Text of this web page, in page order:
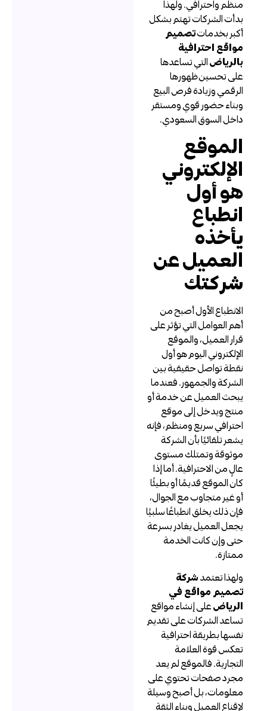
منظم واحترافي. ولهذا
بدأت الشركات تهتم بشكل
أكبر بخدماتتصميم
مواقع احترافية
بالرياضالتي تساعدها
على تحسين ظهورها
الرقمي وزيادة فرص البيع
وبناء حضور قوي ومستقر
داخل السوق السعودي.
الموقع
الإلكتروني
هو أول
انطباع
يأخذه
العميل عن
شركتك
الانطباع الأول أصبح من
أهم العوامل التي تؤثر على
قرار العميل، والموقع
الإلكتروني اليوم هو أول
نقطة تواصل حقيقية بين
الشركة والجمهور. فعندما
يبحث العميل عن خدمة أو
منتج ويدخل إلى موقع
احترافي سريع ومنظم، فإنه
يشعر تلقائيًا بأن الشركة
موثوقة وتمتلك مستوى
عالٍ من الاحترافية. أما إذا
كان الموقع قديمًا أو بطيئًا
أو غير متجاوب مع الجوال،
فإن ذلك يخلق انطباعًا سلبيًا
يجعل العميل يغادر بسرعة
حتى وإن كانت الخدمة
ممتازة.
ولهذا تعتمدشركة
تصميم مواقع في
الرياضعلى إنشاء مواقع
تساعد الشركات على تقديم
نفسها بطريقة احترافية
تعكس قوة العلامة
التجارية. فالموقع لم يعد
مجرد صفحات تحتوي على
معلومات، بل أصبح وسيلة
لإقناع العميل وبناء الثقة